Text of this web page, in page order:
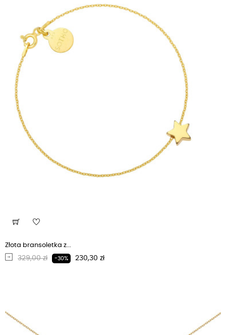
Złota bransoletka z...
Regularna cena
329,00 zł -30% Cena
230,30 zł